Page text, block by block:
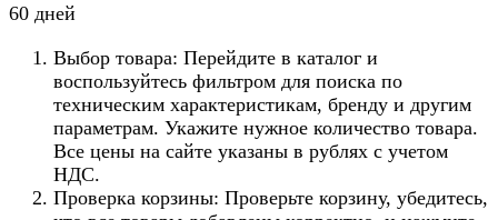
60 дней
Выбор товара: Перейдите в каталог и
воспользуйтесь фильтром для поиска по
техническим характеристикам, бренду и другим
параметрам. Укажите нужное количество товара.
Все цены на сайте указаны в рублях с учетом
НДС.
Проверка корзины: Проверьте корзину, убедитесь,